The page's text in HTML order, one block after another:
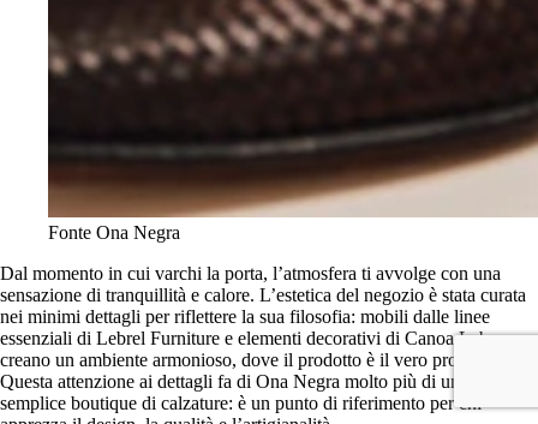
Fonte Ona Negra
Dal momento in cui varchi la porta, l’atmosfera ti avvolge con una
sensazione di tranquillità e calore. L’estetica del negozio è stata curata
nei minimi dettagli per riflettere la sua filosofia: mobili dalle linee
essenziali di Lebrel Furniture e elementi decorativi di Canoa Lab
creano un ambiente armonioso, dove il prodotto è il vero protagonista.
Questa attenzione ai dettagli fa di Ona Negra molto più di una
semplice boutique di calzature: è un punto di riferimento per chi